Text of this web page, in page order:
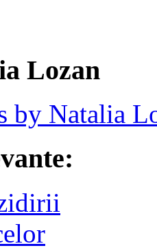
Lozan
by Natalia